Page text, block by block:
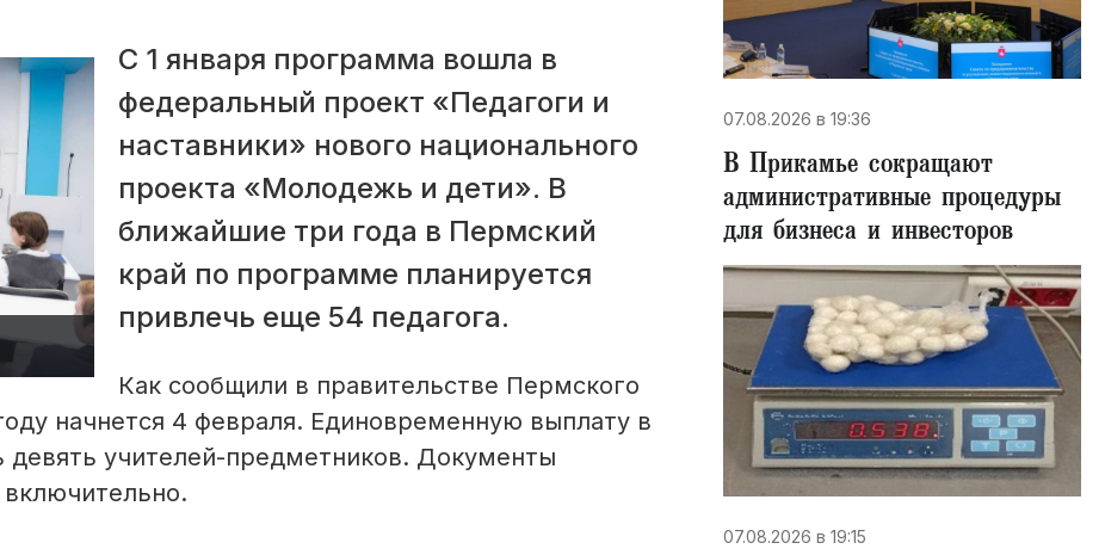
С 1 января программа вошла в
федеральный проект «Педагоги и
наставники» нового национального
проекта «Молодежь и дети». В
ближайшие три года в Пермский
край по программе планируется
привлечь еще 54 педагога.
Как сообщили в правительстве Пермского
начнется 4 февраля. Единовременную выплату в
девять учителей-предметников. Документы
07.08.2026 в 19:36
В Прикамье сокращают
административные процедуры
для бизнеса и инвесторов
07.08.2026 в 19:15